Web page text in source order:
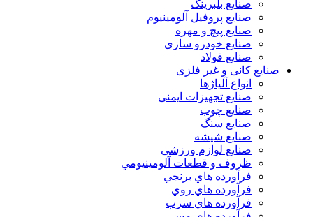
صنایع بلبرینگ
صنایع پروفیل آلومینیوم
صنایع پیچ و مهره
صنایع خودرو سازی
صنایع فولاد
صنایع کانی و غیر فلزی
انواع آلياژها
صنایع تجهیزات ایمنی
صنایع چوب
صنایع سنگ
صنایع شیشه
صنایع لوازم ورزشی
ظروف و قطعات آلومينيومي
فرآورده هاي برنجي
فرآورده هاي روي
فرآورده هاي سرب